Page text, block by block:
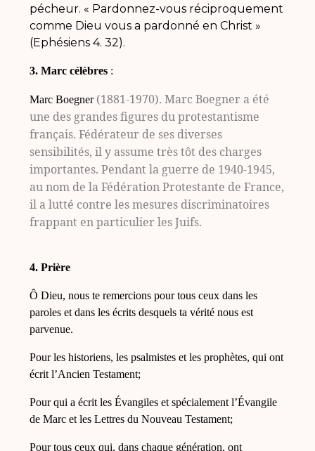
pécheur. « Pardonnez-vous réciproquement
comme Dieu vous a pardonné en Christ»
(Ephésiens 4. 32).
3. Marc célèbres :
Marc Boegner (1881-1970).Marc Boegner a été
une des grandes figures du protestantisme
français. Fédérateur de ses diverses
sensibilités, il y assume très tôt des charges
importantes. Pendant la guerre de 1940-1945,
au nom de la Fédération Protestante de France,
il a lutté contre les mesures discriminatoires
frappant en particulier les Juifs.
4. Prière
Ô Dieu, nous te remercions pour tous ceux dans les
paroles et dans les écrits desquels ta vérité nous est
parvenue.
Pour les historiens, les psalmistes et les prophètes, qui ont
écrit l’Ancien Testament;
Pour qui a écrit les Évangiles et spécialement l’Évangile
de Marc et les Lettres du Nouveau Testament;
Pour tous ceux qui, dans chaque génération, ont